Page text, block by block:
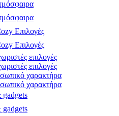
Επιλογές
Επιλογές
επιλογές
επιλογές
χαρακτήρα
χαρακτήρα
gadgets
gadgets